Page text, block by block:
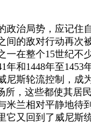
政治局势，应记住
间的敌对行动再次
一在整个15世纪不
年和1448年至1453
尼斯轮流控制，成
所，这些都使其居
米兰相对平静地待
它又回到了威尼斯